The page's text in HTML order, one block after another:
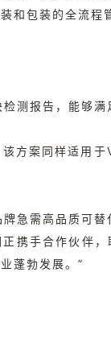
和包装的全流
测报告，能够满
方案同样适用
需高品质可替
携手合作伙伴
蓬勃发展。”